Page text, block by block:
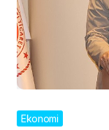
Ekonomi